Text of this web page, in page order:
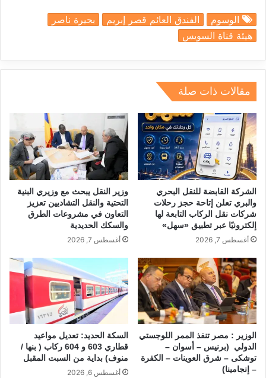
c
e
b
o
o
k
ai
l
at
A
p
e
d
e
a
k
dI
ar
الوسوم الفندق العائم قصر إبريم
بحيرة ناصر
هيئة قناة السويس
مقالات ذات صلة
الشركة القابضة للنقل البحري
والبري تعلن إتاحة حجز رحلات
شركات نقل الركاب التابعة لها
إلكترونيًا عبر تطبيق «سهل»
أغسطس 7, 2026
وزير النقل يبحث مع وزيري البنية
التحتية والنقل التشاديين تعزيز
التعاون في مشروعات الطرق
والسكك الحديدية
أغسطس 7, 2026
الوزير : مصر تنفذ الممر اللوجستي
الدولي (برنيس – أسوان –
توشكى – شرق العوينات – الكفرة
– إنجامينا)
السكة الحديد: تعديل مواعيد
قطاري 603 و 604 ركاب ( بنها /
منوف) بداية من السبت المقبل
أغسطس 6, 2026